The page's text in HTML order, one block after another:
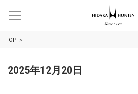
TOP
2025年12月20日